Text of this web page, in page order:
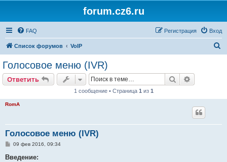
forum.cz6.ru
FAQ Вход
Регистрация
Список форумов VoIP
Голосовое меню (IVR)
Ответить Поиск
1 сообщение • Страница 1 из 1
RomA
Голосовое меню (IVR)
С
о
09 фев 2016, 09:34
Введение: